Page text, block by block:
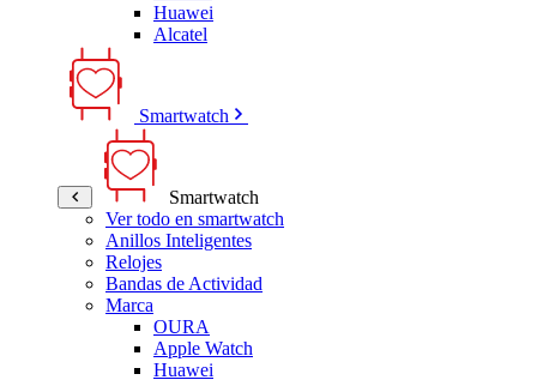
Huawei
Alcatel
Smartwatch
Smartwatch
Ver todo en smartwatch
Anillos Inteligentes
Relojes
Bandas de Actividad
Marca
OURA
Apple Watch
Huawei